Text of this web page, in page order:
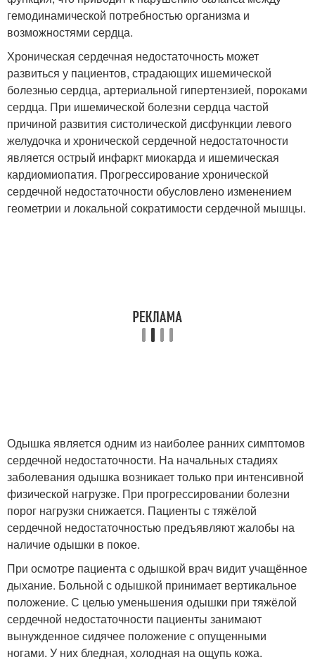
гемодинамической потребностью организма и
возможностями сердца.
Хроническая сердечная недостаточность может
развиться у пациентов, страдающих ишемической
болезнью сердца, артериальной гипертензией, пороками
сердца. При ишемической болезни сердца частой
причиной развития систолической дисфункции левого
желудочка и хронической сердечной недостаточности
является острый инфаркт миокарда и ишемическая
кардиомиопатия. Прогрессирование хронической
сердечной недостаточности обусловлено изменением
геометрии и локальной сократимости сердечной мышцы.
Одышка является одним из наиболее ранних симптомов
сердечной недостаточности. На начальных стадиях
заболевания одышка возникает только при интенсивной
физической нагрузке. При прогрессировании болезни
порог нагрузки снижается. Пациенты с тяжёлой
сердечной недостаточностью предъявляют жалобы на
наличие одышки в покое.
При осмотре пациента с одышкой врач видит учащённое
дыхание. Больной с одышкой принимает вертикальное
положение. С целью уменьшения одышки при тяжёлой
сердечной недостаточности пациенты занимают
вынужденное сидячее положение с опущенными
ногами. У них бледная, холодная на ощупь кожа.